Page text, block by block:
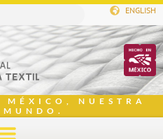
ENGLISH
MÉXICO, NUESTRA